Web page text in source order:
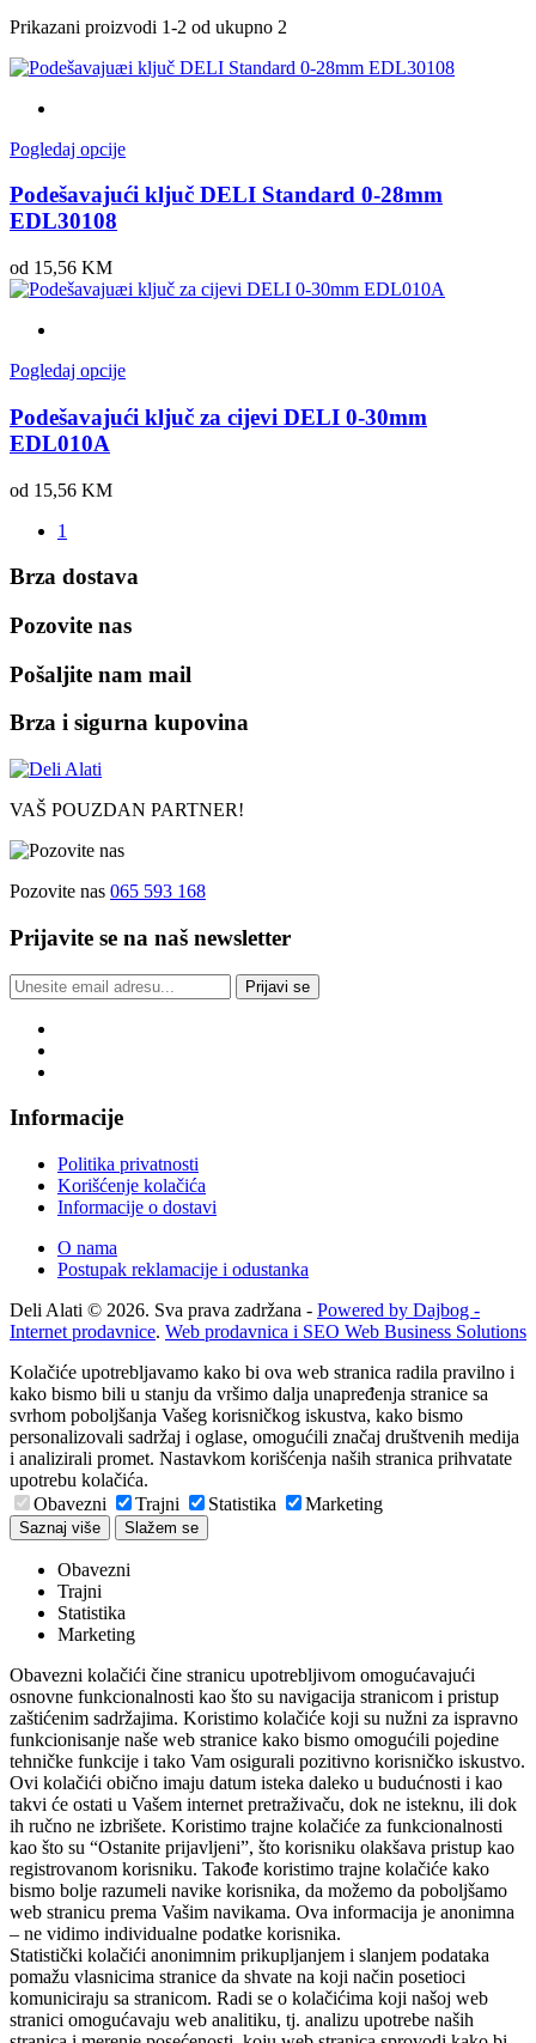
Prikazani proizvodi 1-2 od ukupno 2
Pogledaj opcije
Podešavajući ključ DELI Standard 0-28mm
EDL30108
od 15,56 KM
Pogledaj opcije
Podešavajući ključ za cijevi DELI 0-30mm
EDL010A
od 15,56 KM
1
Brza dostava
Pozovite nas
Pošaljite nam mail
Brza i sigurna kupovina
VAŠ POUZDAN PARTNER!
Pozovite nas 065 593 168
Prijavite se na naš newsletter
Prijavi se
Informacije
Politika privatnosti
Korišćenje kolačića
Informacije o dostavi
O nama
Postupak reklamacije i odustanka
Deli Alati © 2026. Sva prava zadržana - Powered by Dajbog -
Internet prodavnice. Web prodavnica i SEO Web Business Solutions
Kolačiće upotrebljavamo kako bi ova web stranica radila pravilno i
kako bismo bili u stanju da vršimo dalja unapređenja stranice sa
svrhom poboljšanja Vašeg korisničkog iskustva, kako bismo
personalizovali sadržaj i oglase, omogućili značaj društvenih medija
i analizirali promet. Nastavkom korišćenja naših stranica prihvatate
upotrebu kolačića.
Obavezni
Trajni Statistika Marketing
Saznaj više Slažem se
Obavezni
Trajni
Statistika
Marketing
Obavezni kolačići čine stranicu upotrebljivom omogućavajući
osnovne funkcionalnosti kao što su navigacija stranicom i pristup
zaštićenim sadržajima. Koristimo kolačiće koji su nužni za ispravno
funkcionisanje naše web stranice kako bismo omogućili pojedine
tehničke funkcije i tako Vam osigurali pozitivno korisničko iskustvo.
Ovi kolačići obično imaju datum isteka daleko u budućnosti i kao
takvi će ostati u Vašem internet pretraživaču, dok ne isteknu, ili dok
ih ručno ne izbrišete. Koristimo trajne kolačiće za funkcionalnosti
kao što su “Ostanite prijavljeni”, što korisniku olakšava pristup kao
registrovanom korisniku. Takođe koristimo trajne kolačiće kako
bismo bolje razumeli navike korisnika, da možemo da poboljšamo
web stranicu prema Vašim navikama. Ova informacija je anonimna
– ne vidimo individualne podatke korisnika.
Statistički kolačići anonimnim prikupljanjem i slanjem podataka
pomažu vlasnicima stranice da shvate na koji način posetioci
komuniciraju sa stranicom. Radi se o kolačićima koji našoj web
stranici omogućavaju web analitiku, tj. analizu upotrebe naših